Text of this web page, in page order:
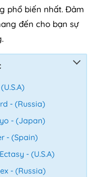
phổ biến nhất. Đảm
đến cho bạn sự
- (Russia)
- (Japan)
- (Spain)
- (U.S.A)
- (Russia)